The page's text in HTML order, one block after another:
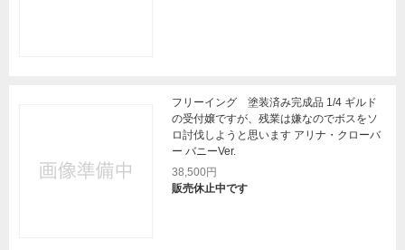
フリーイング 塗装済み完成品 1/4 ギルド
の受付嬢ですが、残業は嫌なのでボスをソ
ロ討伐しようと思います アリナ・クローバ
ー バニーVer.
38,500円
販売休止中です